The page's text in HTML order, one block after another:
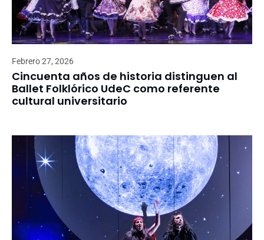
Febrero 27, 2026
Cincuenta años de historia distinguen al
Ballet Folklórico UdeC como referente
cultural universitario